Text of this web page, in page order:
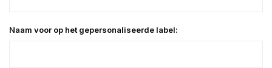
Naam voor op het gepersonaliseerde label: